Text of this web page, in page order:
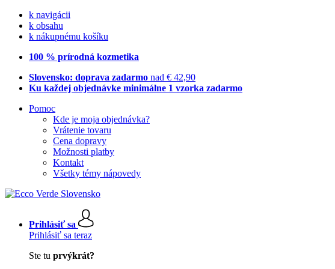
k navigácii
k obsahu
k nákupnému košíku
100 % prírodná kozmetika
Slovensko: doprava zadarmo nad € 42,90
Ku každej objednávke minimálne 1 vzorka zadarmo
Pomoc
Kde je moja objednávka?
Vrátenie tovaru
Cena dopravy
Možnosti platby
Kontakt
Všetky témy nápovedy
Prihlásiť sa
Prihlásiť sa teraz
Ste tu prvýkrát?